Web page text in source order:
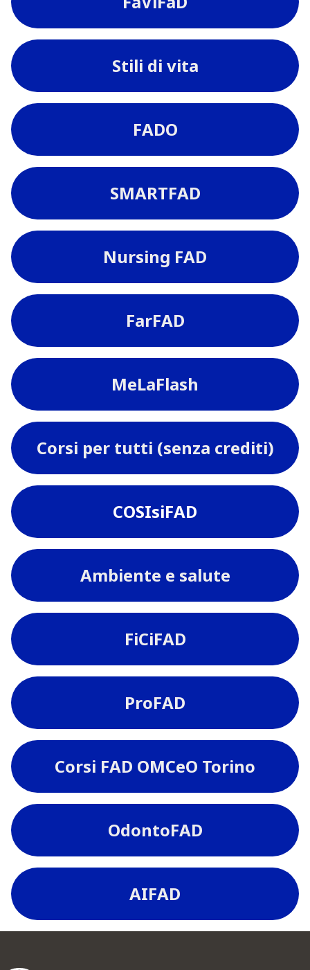
Stili di vita
FADO
SMARTFAD
Nursing FAD
FarFAD
MeLaFlash
Corsi per tutti (senza crediti)
COSIsiFAD
Ambiente e salute
FiCiFAD
ProFAD
Corsi FAD OMCeO Torino
OdontoFAD
AIFAD